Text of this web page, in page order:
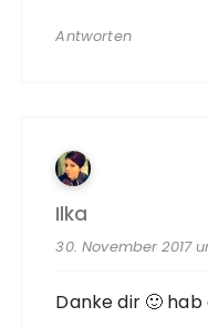
Antworten
Ilka
30. November 2017
Danke dir 🙂